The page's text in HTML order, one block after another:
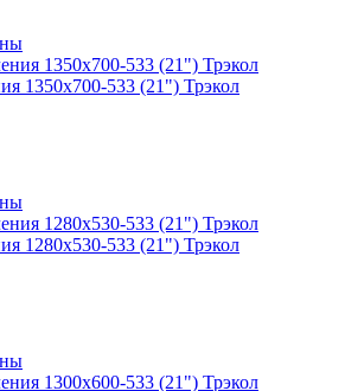
1350х700-533 (21") Трэкол
1280х530-533 (21") Трэкол